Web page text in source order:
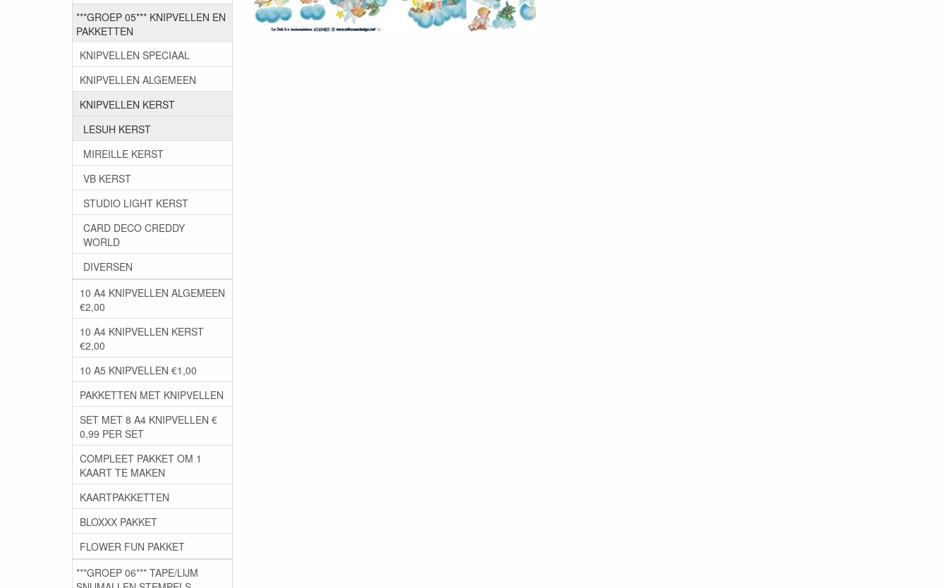
***GROEP 05*** KNIPVELLEN EN
PAKKETTEN
KNIPVELLEN SPECIAAL
KNIPVELLEN ALGEMEEN
KNIPVELLEN KERST
LESUH KERST
MIREILLE KERST
VB KERST
STUDIO LIGHT KERST
CARD DECO CREDDY
WORLD
DIVERSEN
10 A4 KNIPVELLEN ALGEMEEN
€2,00
10 A4 KNIPVELLEN KERST
€2,00
10 A5 KNIPVELLEN €1,00
PAKKETTEN MET KNIPVELLEN
SET MET 8 A4 KNIPVELLEN €
0,99 PER SET
COMPLEET PAKKET OM 1
KAART TE MAKEN
KAARTPAKKETTEN
BLOXXX PAKKET
FLOWER FUN PAKKET
***GROEP 06*** TAPE/LIJM